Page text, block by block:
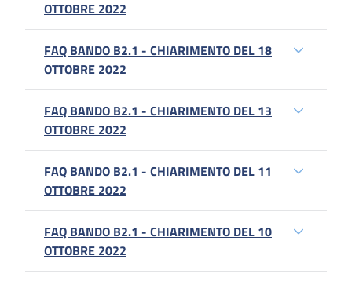
OTTOBRE 2022
FAQ BANDO B2.1 - CHIARIMENTO DEL 18
OTTOBRE 2022
FAQ BANDO B2.1 - CHIARIMENTO DEL 13
OTTOBRE 2022
FAQ BANDO B2.1 - CHIARIMENTO DEL 11
OTTOBRE 2022
FAQ BANDO B2.1 - CHIARIMENTO DEL 10
OTTOBRE 2022